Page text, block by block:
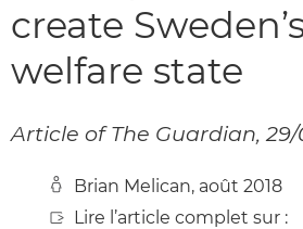
create
welfare state
Article of The Guardian, 29/
Brian Melican, août 2018
Lire l’article complet sur :